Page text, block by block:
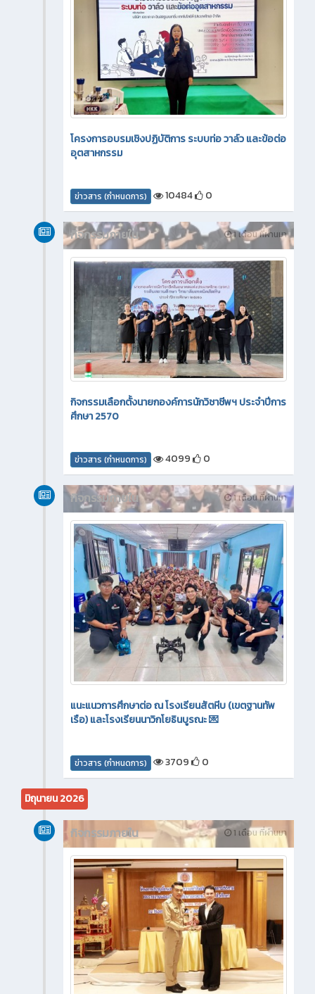
โครงการอบรมเชิงปฏิบัติการ ระบบท่อ วาล์ว และข้อต่อ
อุตสาหกรรม
ข่าวสาร (กำหนดการ) 10484 0
1 เดือน ที่ผ่านมา
กิจกรรมภายใน
กิจกรรมเลือกตั้งนายกองค์การนักวิชาชีพฯ ประจำปีการ
ศึกษา 2570
ข่าวสาร (กำหนดการ) 4099 0
1 เดือน ที่ผ่านมา
กิจกรรมภายใน
แนะแนวการศึกษาต่อ ณ โรงเรียนสัตหีบ (เขตฐานทัพ
เรือ) และโรงเรียนนาวิกโยธินบูรณะ 💌
ข่าวสาร (กำหนดการ) 3709 0
มิถุนายน 2026
1 เดือน ที่ผ่านมา
กิจกรรมภายใน